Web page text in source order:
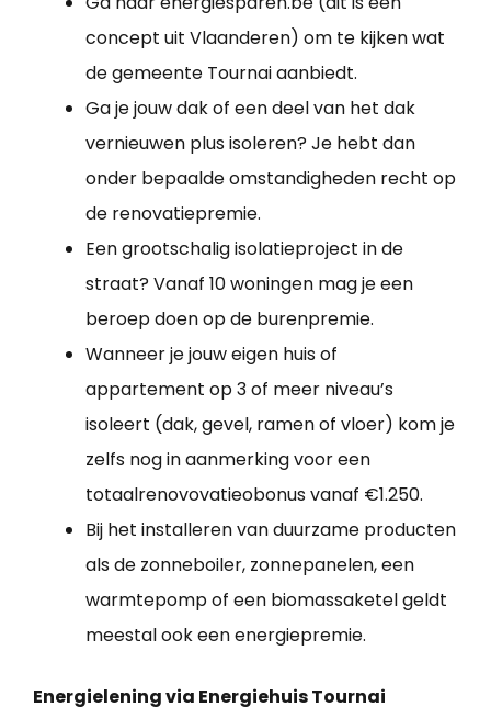
concept uit Vlaanderen) om te kijken wat
de gemeente Tournai aanbiedt.
Ga je jouw dak of een deel van het dak
vernieuwen plus isoleren? Je hebt dan
onder bepaalde omstandigheden recht op
de renovatiepremie.
Een grootschalig isolatieproject in de
straat? Vanaf 10 woningen mag je een
beroep doen op de burenpremie.
Wanneer je jouw eigen huis of
appartement op 3 of meer niveau’s
isoleert (dak, gevel, ramen of vloer) kom je
zelfs nog in aanmerking voor een
totaalrenovovatieobonus vanaf €1.250.
Bij het installeren van duurzame producten
als de zonneboiler, zonnepanelen, een
warmtepomp of een biomassaketel geldt
meestal ook een energiepremie.
Energielening via Energiehuis Tournai